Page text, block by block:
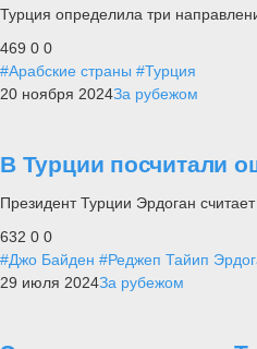
Турция определила три
469 0 0
#Арабские страны #Турция
20 ноября 2024За рубежом
В Турции посчитали
Президент Турции Эрдоган
632 0 0
#Джо Байден #Реджеп Тайип
29 июля 2024За рубежом